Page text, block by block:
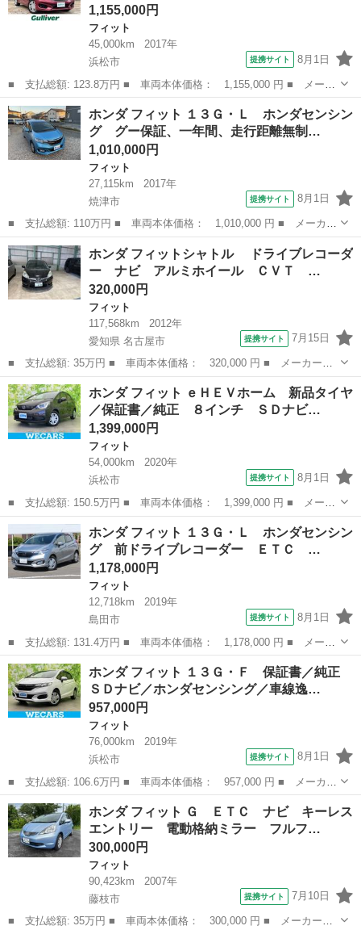
1,155,000円
フィット
45,000km
2017年
浜松市
提携サイト 8月1日
■ 支払総額: 123.8万円 ■ 車両本体価格： 1,155,000 円 ■ メーカ
ー名： ホンダ ■ 車種名： フィット ■ グレード名： １３Ｇ・
Ｆ 純正ナビ レーダークルコン ホンダセンシング バックカメ
ラ レーン...
静岡 浜松市 フィット
ホンダ フィット １３Ｇ・Ｌ ホンダセンシン
グ グー保証、一年間、走行距離無制…
1,010,000円
フィット
27,115km
2017年
焼津市
提携サイト 8月1日
■ 支払総額: 110万円 ■ 車両本体価格： 1,010,000 円 ■ メーカー
名： ホンダ ■ 車種名： フィット ■ グレード名： １３Ｇ・
Ｌ ホンダセンシング グー保証、一年間、走行距離無制限付、グー
故障診断付き...
静岡 焼津市 フィット
ホンダ フィットシャトル ドライブレコーダ
ー ナビ アルミホイール ＣＶＴ …
320,000円
フィット
117,568km
2012年
愛知県 名古屋市
提携サイト 7月15日
■ 支払総額: 35万円 ■ 車両本体価格： 320,000 円 ■ メーカー
名： ホンダ ■ 車種名： フィットシャトル ■ グレード名：
ドライブレコーダー ナビ アルミホイール ＣＶＴ ＡＢＳ エア
コン パワーステ...
愛知 名古屋市 フィット
ホンダ フィット ｅＨＥＶホーム 新品タイヤ
／保証書／純正 ８インチ ＳＤナビ…
1,399,000円
フィット
54,000km
2020年
浜松市
提携サイト 8月1日
■ 支払総額: 150.5万円 ■ 車両本体価格： 1,399,000 円 ■ メーカ
ー名： ホンダ ■ 車種名： フィット ■ グレード名： ｅＨＥＶ
ホーム 新品タイヤ／保証書／純正 ８インチ ＳＤナビ／ホンダセ
ンシング...
静岡 浜松市 フィット
ホンダ フィット １３Ｇ・Ｌ ホンダセンシン
グ 前ドライブレコーダー ＥＴＣ …
1,178,000円
フィット
12,718km
2019年
島田市
提携サイト 8月1日
■ 支払総額: 131.4万円 ■ 車両本体価格： 1,178,000 円 ■ メーカ
ー名： ホンダ ■ 車種名： フィット ■ グレード名： １３Ｇ・
Ｌ ホンダセンシング 前ドライブレコーダー ＥＴＣ 社外メモリ
ーナビ ...
静岡 島田市 フィット
ホンダ フィット １３Ｇ・Ｆ 保証書／純正
ＳＤナビ／ホンダセンシング／車線逸…
957,000円
フィット
76,000km
2019年
浜松市
提携サイト 8月1日
■ 支払総額: 106.6万円 ■ 車両本体価格： 957,000 円 ■ メーカー
名： ホンダ ■ 車種名： フィット ■ グレード名： １３Ｇ・
Ｆ 保証書／純正 ＳＤナビ／ホンダセンシング／車線逸脱防止支援
システム／ド...
静岡 浜松市 フィット
ホンダ フィット Ｇ ＥＴＣ ナビ キーレス
エントリー 電動格納ミラー フルフ…
300,000円
フィット
90,423km
2007年
藤枝市
提携サイト 7月10日
■ 支払総額: 35万円 ■ 車両本体価格： 300,000 円 ■ メーカー